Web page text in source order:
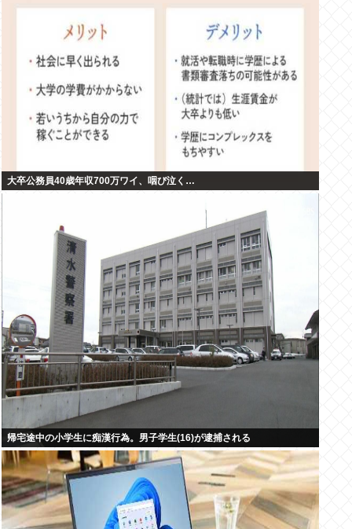
大卒公務員40歳年収700万ワイ、咽び泣く…
帰宅途中の小学生に痴漢行為。男子学生(16)が逮捕される